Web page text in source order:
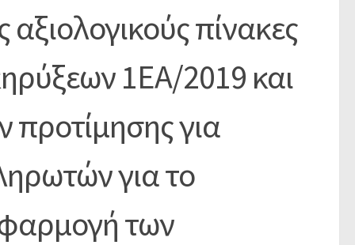
πίνακες
1ΕΑ/2019 και
για
για το
των